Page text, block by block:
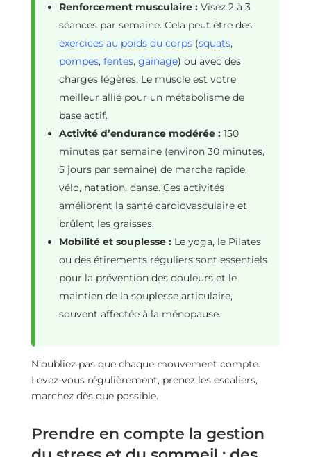
Renforcement musculaire :Visez 2 à 3
séances par semaine. Cela peut être des
exercices au poids du corps(squats,
pompes, fentes, gainage) ou avec des
charges légères. Le muscle est votre
meilleur allié pour un métabolisme de
base actif.
Activité d’endurance modérée :150
minutes par semaine (environ 30 minutes,
5 jours par semaine) de marche rapide,
vélo, natation, danse. Ces activités
améliorent la santé cardiovasculaire et
brûlent les graisses.
Mobilité et souplesse :Le yoga, le Pilates
ou des étirements réguliers sont essentiels
pour la prévention des douleurs et le
maintien de la souplesse articulaire,
souvent affectée à la ménopause.
N’oubliez pas que chaque mouvement compte.
Levez-vous régulièrement, prenez les escaliers,
marchez dès que possible.
Prendre en compte la gestion